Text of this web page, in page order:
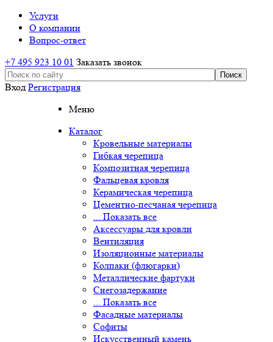
Услуги
О компании
Вопрос-ответ
+7 495 923 10 01 Заказать звонок
Вход Регистрация
Меню
Каталог
Кровельные материалы
Гибкая черепица
Композитная черепица
Фальцевая кровля
Керамическая черепица
Цементно-песчаная черепица
... Показать все
Аксессуары для кровли
Вентиляция
Изоляционные материалы
Колпаки (флюгарки)
Металлические фартуки
Снегозадержание
... Показать все
Фасадные материалы
Софиты
Искусственный камень